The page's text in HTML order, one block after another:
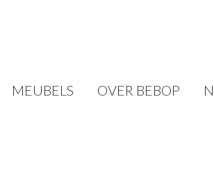
MEUBELS OVER BEBOP